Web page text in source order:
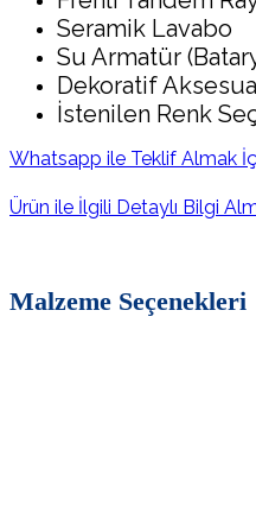
Seramik Lavabo
Su Armatür
Dekoratif
İstenilen Renk
Whatsapp ile Teklif Almak
Ürün ile İlgili Detaylı Bilgi
Malzeme Seçenekleri